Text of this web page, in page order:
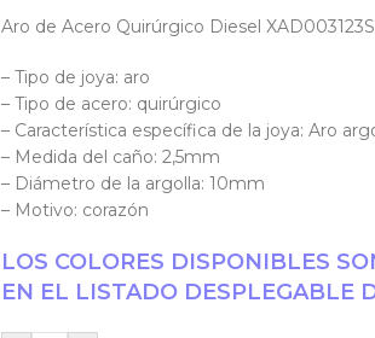
Aro de Acero Quirúrgico Diesel XAD003123S
– Tipo de joya: aro
– Tipo de acero: quirúrgico
– Característica específica de la joya: Aro
– Medida del caño: 2,5mm
– Diámetro de la argolla: 10mm
– Motivo: corazón
LOS COLORES DISPONIBLES
EN EL LISTADO DESPLEGABLE